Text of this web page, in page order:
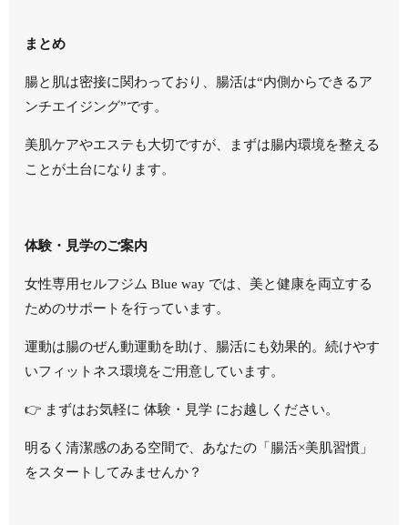
まとめ
腸と肌は密接に関わっており、腸活は“内側からできるア
ンチエイジング”です。
美肌ケアやエステも大切ですが、まずは腸内環境を整える
ことが土台になります。
体験・見学のご案内
女性専用セルフジム Blue way では、美と健康を両立する
ためのサポートを行っています。
運動は腸のぜん動運動を助け、腸活にも効果的。続けやす
いフィットネス環境をご用意しています。
👉 まずはお気軽に 体験・見学 にお越しください。
明るく清潔感のある空間で、あなたの「腸活×美肌習慣」
をスタートしてみませんか？